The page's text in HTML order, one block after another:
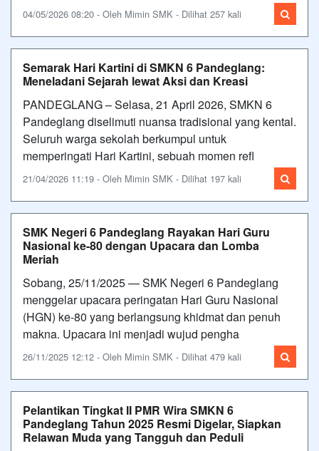
04/05/2026 08:20 - Oleh Mimin SMK - Dilihat 257 kali
Semarak Hari Kartini di SMKN 6 Pandeglang:
Meneladani Sejarah lewat Aksi dan Kreasi
PANDEGLANG – Selasa, 21 April 2026, SMKN 6
Pandeglang diselimuti nuansa tradisional yang kental.
Seluruh warga sekolah berkumpul untuk
memperingati Hari Kartini, sebuah momen refl
21/04/2026 11:19 - Oleh Mimin SMK - Dilihat 197 kali
SMK Negeri 6 Pandeglang Rayakan Hari Guru
Nasional ke-80 dengan Upacara dan Lomba
Meriah
Sobang, 25/11/2025 — SMK Negeri 6 Pandeglang
menggelar upacara peringatan Hari Guru Nasional
(HGN) ke-80 yang berlangsung khidmat dan penuh
makna. Upacara ini menjadi wujud pengha
26/11/2025 12:12 - Oleh Mimin SMK - Dilihat 479 kali
Pelantikan Tingkat II PMR Wira SMKN 6
Pandeglang Tahun 2025 Resmi Digelar, Siapkan
Relawan Muda yang Tangguh dan Peduli